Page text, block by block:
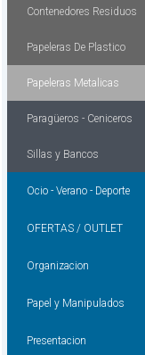
Contenedores Residuos
Papeleras De Plastico
Papeleras Metalicas
Paragüeros - Ceniceros
Sillas y Bancos
Ocio - Verano - Deporte
OFERTAS / OUTLET
Organizacion
Papel y Manipulados
Presentacion